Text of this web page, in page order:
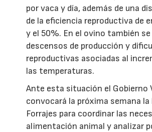
por vaca y día, además de una
de la eficiencia reproductiva de
y el 50%. En el ovino también
descensos de producción y
reproductivas asociadas al
las temperaturas.
Ante esta situación el Gobierno
convocará la próxima semana la
Forrajes para coordinar las
alimentación animal y analizar